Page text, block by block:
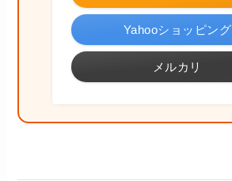
Yahooショッピング
メルカリ